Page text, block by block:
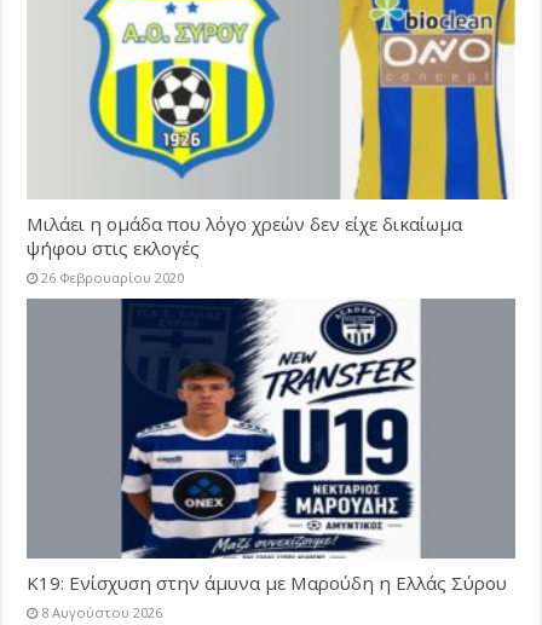
Μιλάει η ομάδα που λόγο χρεών δεν είχε δικαίωμα
ψήφου στις εκλογές
26 Φεβρουαρίου 2020
Κ19: Ενίσχυση στην άμυνα με Μαρούδη η Ελλάς Σύρου
8 Αυγούστου 2026